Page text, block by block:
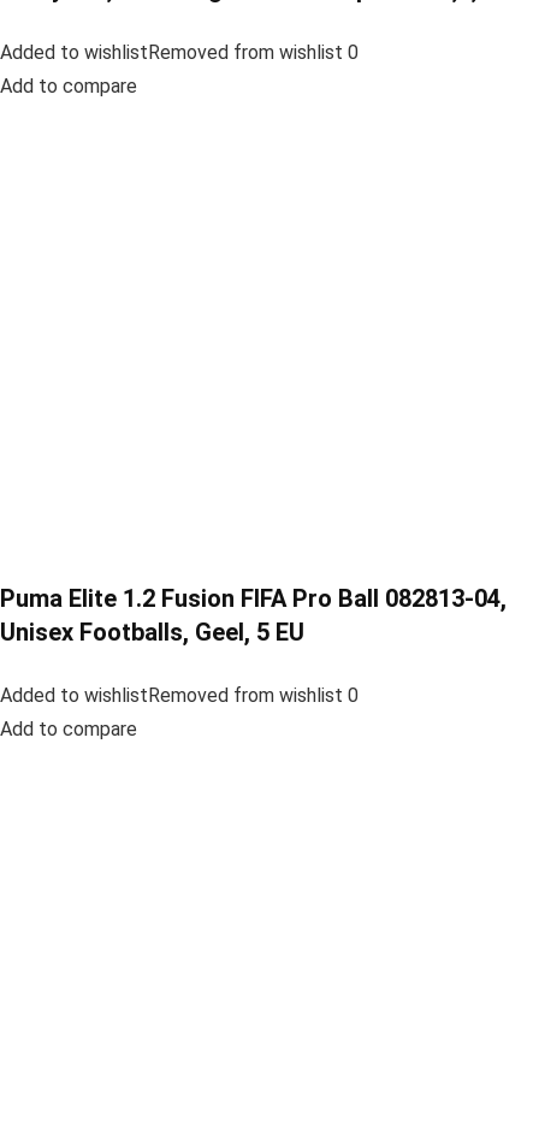
Added to wishlistRemoved from wishlist 0
Add to compare
Puma Elite 1.2 Fusion FIFA Pro Ball 082813-04,
Unisex Footballs, Geel, 5 EU
Added to wishlistRemoved from wishlist 0
Add to compare